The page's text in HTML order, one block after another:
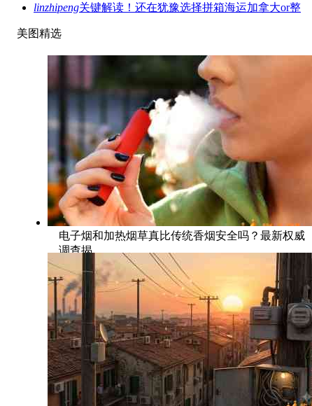
linzhipeng关键解读！还在犹豫选择拼箱海运加拿大or整
美图精选
电子烟和加热烟草真比传统香烟安全吗？最新权威
调查揭